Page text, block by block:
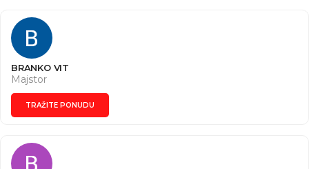
BRANKO VIT
Majstor
TRAŽITE PONUDU